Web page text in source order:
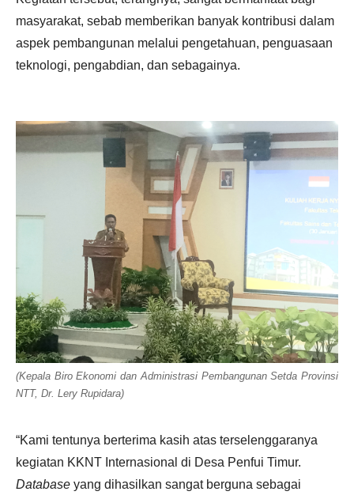
masyarakat, sebab memberikan banyak kontribusi dalam
aspek pembangunan melalui pengetahuan, penguasaan
teknologi, pengabdian, dan sebagainya.
(Kepala Biro Ekonomi dan Administrasi Pembangunan Setda Provinsi
NTT, Dr. Lery Rupidara)
“Kami tentunya berterima kasih atas terselenggaranya
kegiatan KKNT Internasional di Desa Penfui Timur.
Database yang dihasilkan sangat berguna sebagai